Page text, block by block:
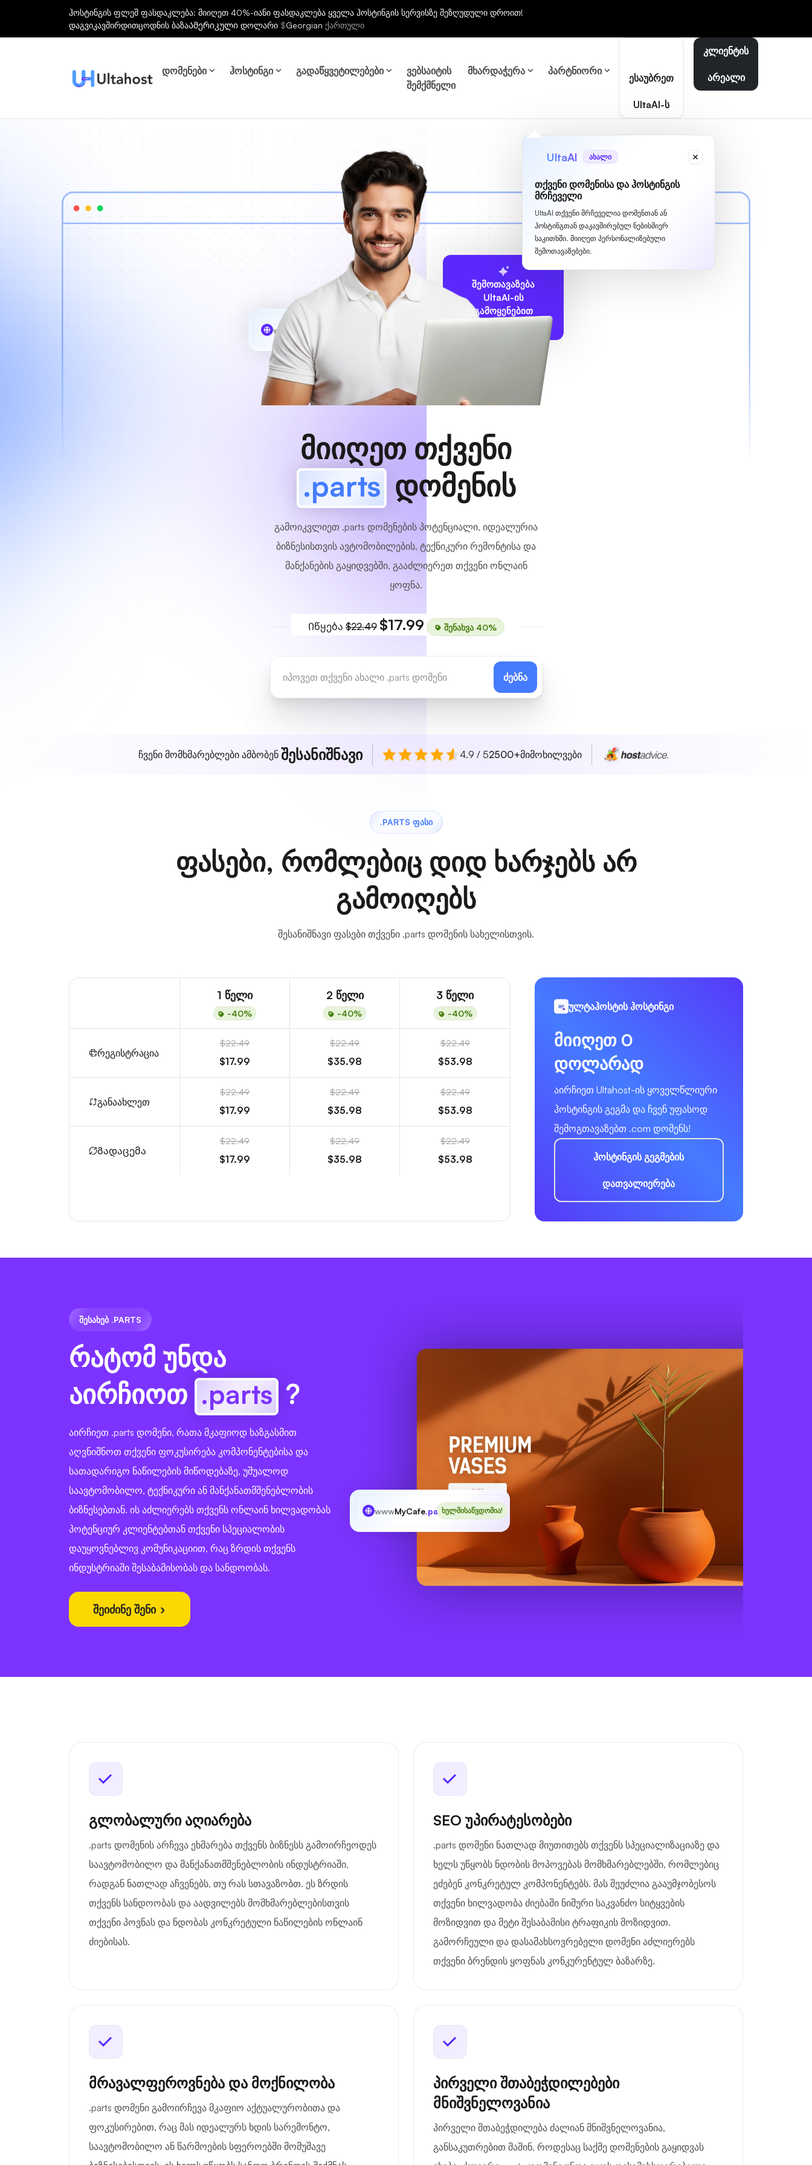
ჰოსტინგის ფლეშ ფასდაკლება: მიიღეთ 40%-იანი ფასდაკლება ყველა ჰოსტინგის სერვისზე შეზღუდული დროით!
დაგვიკავშირდითცოდნის ბაზაᲐმერიკული დოლარი $Georgian ქართული
დომენები ჰოსტინგი გადაწყვეტილებები
ვებსაიტის
შემქმნელი
მხარდაჭერა პარტნიორი
ესაუბრეთ
UltaAI-ს
UltaAI ახალი
თქვენი დომენისა და ჰოსტინგის
მრჩეველი
UltaAI თქვენი მრჩეველია დომენთან ან
ჰოსტინგთან დაკავშირებულ ნებისმიერ
საკითხში. მიიღეთ პერსონალიზებული
შემოთავაზებები.
კლიენტის
არეალი
შემოთავაზება
UltaAI-ის
გამოყენებით
www MyCafe
მიიღეთ თქვენი
.parts დომენის
გამოიკვლიეთ .parts დომენების პოტენციალი, იდეალურია
ბიზნესისთვის ავტომობილების, ტექნიკური რემონტისა და
მანქანების გაყიდვებში, გააძლიერეთ თქვენი ონლაინ
ყოფნა.
Იწყება$22.49 $17.99 შენახვა 40%
ძებნა
ჩვენი მომხმარებლები ამბობენ შესანიშნავი 4.9 / 52500+მიმოხილვები
.PARTS ᲤᲐᲡᲘ
ფასები, რომლებიც დიდ ხარჯებს არ
გამოიღებს
შესანიშნავი ფასები თქვენი .parts დომენის სახელისთვის.
1 წელი
-40%
2 წელი
-40%
3 წელი
-40%
რეგისტრაცია
$22.49
$17.99
$22.49
$35.98
$22.49
$53.98
განაახლეთ
$22.49
$17.99
$22.49
$35.98
$22.49
$53.98
Გადაცემა
$22.49
$17.99
$22.49
$35.98
$22.49
$53.98
ულტაჰოსტის ჰოსტინგი
მიიღეთ 0
დოლარად
აირჩიეთ Ultahost-ის ყოველწლიური
ჰოსტინგის გეგმა და ჩვენ უფასოდ
შემოგთავაზებთ .com დომენს!
ჰოსტინგის გეგმების
დათვალიერება
ᲨᲔᲡᲐᲮᲔᲑ .PARTS
რატომ უნდა
აირჩიოთ .parts ?
აირჩიეთ .parts დომენი, რათა მკაფიოდ ხაზგასმით
აღვნიშნოთ თქვენი ფოკუსირება კომპონენტებისა და
სათადარიგო ნაწილების მიწოდებაზე, უშუალოდ
საავტომობილო, ტექნიკური ან მანქანათმშენებლობის
ბიზნესებთან. ის აძლიერებს თქვენს ონლაინ ხილვადობას
პოტენციურ კლიენტებთან თქვენი სპეციალობის
დაუყოვნებლივ კომუნიკაციით, რაც ზრდის თქვენს
ინდუსტრიაში შესაბამისობას და სანდოობას.
შეიძინე შენი
wwwMyCafe.partsხელმისაწვდომია!
გლობალური აღიარება
.parts დომენის არჩევა ეხმარება თქვენს ბიზნესს გამოირჩეოდეს
საავტომობილო და მანქანათმშენებლობის ინდუსტრიაში,
რადგან ნათლად აჩვენებს, თუ რას სთავაზობთ. ეს ზრდის
თქვენს სანდოობას და აადვილებს მომხმარებლებისთვის
თქვენი პოვნას და ნდობას კონკრეტული ნაწილების ონლაინ
ძიებისას.
SEO უპირატესობები
.parts დომენი ნათლად მიუთითებს თქვენს სპეციალიზაციაზე და
ხელს უწყობს ნდობის მოპოვებას მომხმარებლებში, რომლებიც
ეძებენ კონკრეტულ კომპონენტებს. მას შეუძლია გააუმჯობესოს
თქვენი ხილვადობა ძიებაში ნიშური საკვანძო სიტყვების
მოზიდვით და მეტი შესაბამისი ტრაფიკის მოზიდვით.
გამორჩეული და დასამახსოვრებელი დომენი აძლიერებს
თქვენი ბრენდის ყოფნას კონკურენტულ ბაზარზე.
მრავალფეროვნება და მოქნილობა
.parts დომენი გამოირჩევა მკაფიო აქტუალურობითა და
ფოკუსირებით, რაც მას იდეალურს ხდის სარემონტო,
საავტომობილო ან წარმოების სფეროებში მომუშავე
პირველი შთაბეჭდილებები
მნიშვნელოვანია
პირველი შთაბეჭდილება ძალიან მნიშვნელოვანია,
განსაკუთრებით მაშინ, როდესაც საქმე დომენების გაყიდვას